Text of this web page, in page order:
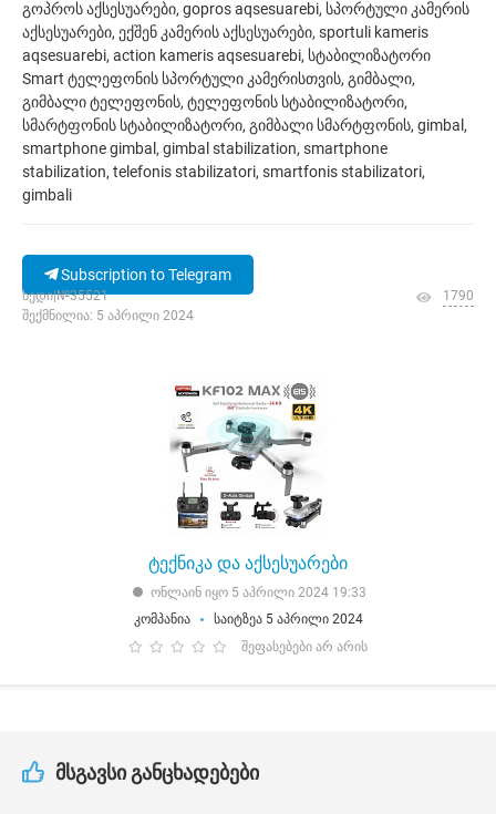
გოპროს აქსესუარები, gopros aqsesuarebi, სპორტული კამერის
აქსესუარები, ექშენ კამერის აქსესუარები, sportuli kameris
aqsesuarebi, action kameris aqsesuarebi, სტაბილიზატორი
Smart ტელეფონის სპორტული კამერისთვის, გიმბალი,
გიმბალი ტელეფონის, ტელეფონის სტაბილიზატორი,
სმარტფონის სტაბილიზატორი, გიმბალი სმარტფონის, gimbal,
smartphone gimbal, gimbal stabilization, smartphone
stabilization, telefonis stabilizatori, smartfonis stabilizatori,
gimbali
Subscription to Telegram
ხედი|№35521
შექმნილია: 5 აპრილი 2024
1790
ტექნიკა და აქსესუარები
ონლაინ იყო 5 აპრილი 2024 19:33
კომპანია
საიტზეა 5 აპრილი 2024
შეფასებები არ არის
მსგავსი განცხადებები